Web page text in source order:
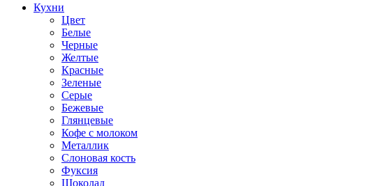
Кухни
Цвет
Белые
Черные
Желтые
Красные
Зеленые
Серые
Бежевые
Глянцевые
Кофе с молоком
Металлик
Слоновая кость
Фуксия
Шоколад